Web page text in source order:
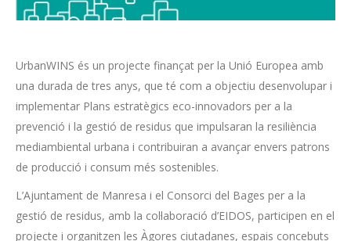
UrbanWINS és un projecte finançat per la Unió Europea amb
una durada de tres anys, que té com a objectiu desenvolupar i
implementar Plans estratègics eco-innovadors per a la
prevenció i la gestió de residus que impulsaran la resiliència
mediambiental urbana i contribuiran a avançar envers patrons
de producció i consum més sostenibles.
L’Ajuntament de Manresa i el Consorci del Bages per a la
gestió de residus, amb la col·laboració d’EIDOS, participen en el
projecte i organitzen les Àgores ciutadanes, espais concebuts